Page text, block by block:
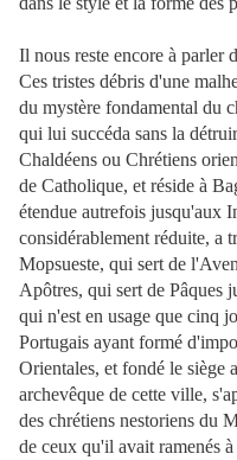
Il nous reste encore à parler
Ces tristes débris d'une
du mystère fondamental du
qui lui succéda sans la
Chaldéens ou Chrétiens
de Catholique, et réside à
étendue autrefois jusqu'aux
considérablement réduite, a
Mopsueste, qui sert de
Apôtres, qui sert de Pâques
qui n'est en usage que cinq
Portugais ayant formé
Orientales, et fondé le siège
archevêque de cette ville,
des chrétiens nestoriens du
de ceux qu'il avait ramenés